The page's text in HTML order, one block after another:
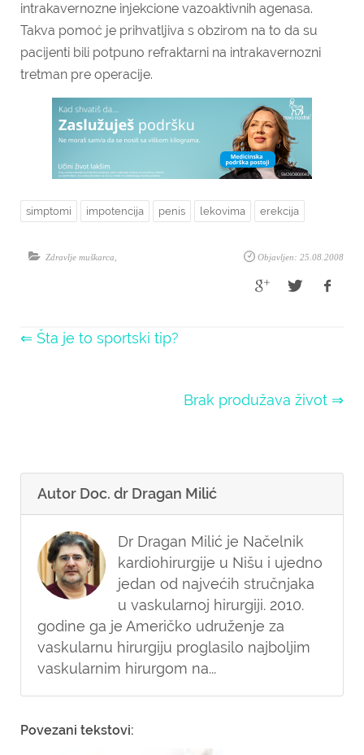
intrakavernozne injekcione vazoaktivnih agenasa.
Takva pomoć je prihvatljiva s obzirom na to da su
pacijenti bili potpuno refraktarni na intrakavernozni
tretman pre operacije.
simptomi impotencija penis lekovima erekcija
Objavljen: 25.08.2008
Zdravlje muškarca
⇐ Šta je to sportski tip?
Brak produžava život ⇒
Autor Doc. dr Dragan Milić
Dr Dragan Milić je Načelnik
kardiohirurgije u Nišu i ujedno
jedan od najvećih stručnjaka
u vaskularnoj hirurgiji. 2010.
godine ga je Američko udruženje za
vaskularnu hirurgiju proglasilo najboljim
vaskularnim hirurgom na...
Povezani tekstovi: